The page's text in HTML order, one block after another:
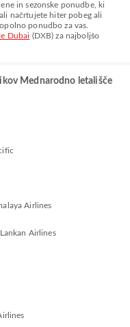
in sezonske ponudbe, ki
načrtujete hiter pobeg ali
ponudbo za vas.
Dubai (DXB) za najboljšo
Mednarodno letališče
Airlines
Airlines